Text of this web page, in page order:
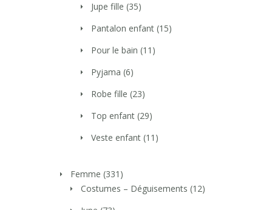
Jupe fille (35)
Pantalon enfant (15)
Pour le bain (11)
Pyjama (6)
Robe fille (23)
Top enfant (29)
Veste enfant (11)
Femme (331)
Costumes – Déguisements (12)